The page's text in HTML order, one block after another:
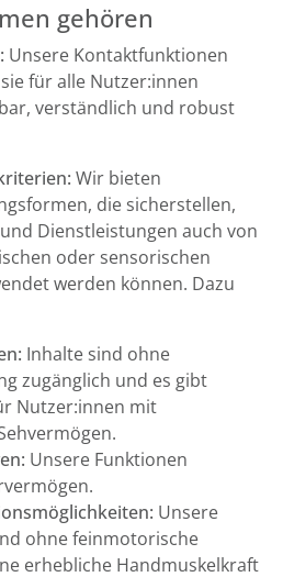
gehören
Unsere Kontaktfunktionen
für alle Nutzer:innen
verständlich und robust
Wir bieten
die sicherstellen,
Dienstleistungen auch von
oder sensorischen
werden können. Dazu
Inhalte sind ohne
zugänglich und es gibt
Nutzer:innen mit
Unsere Funktionen
Unsere
ohne feinmotorische
erhebliche Handmuskelkraft